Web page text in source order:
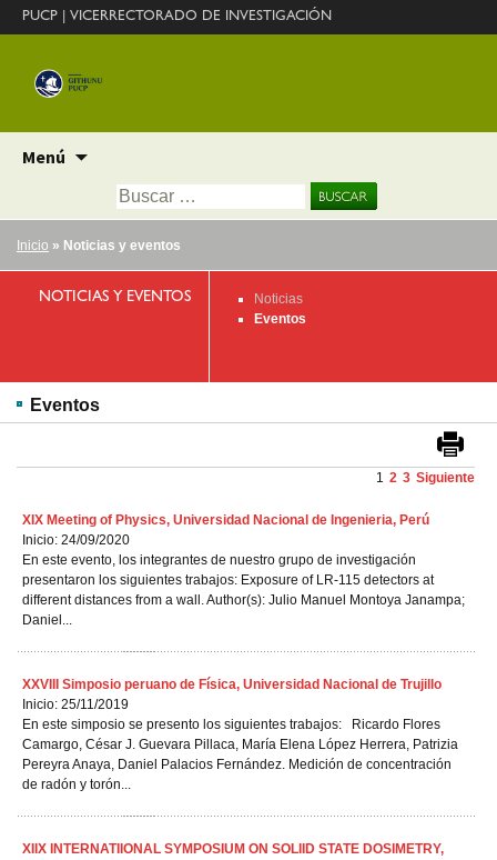
PUCP VICERRECTORADO DE INVESTIGACIÓN
Menú
contenido
Buscar:
Inicio » Noticias y eventos
NOTICIAS Y EVENTOS
Noticias
Eventos
Eventos
1 2 3 Siguiente
XIX Meeting of Physics, Universidad Nacional de Ingenieria, Perú
Inicio: 24/09/2020
En este evento, los integrantes de nuestro grupo de investigación
presentaron los siguientes trabajos: Exposure of LR-115 detectors at
different distances from a wall. Author(s): Julio Manuel Montoya Janampa;
Daniel...
XXVIII Simposio peruano de Física, Universidad Nacional de Trujillo
Inicio: 25/11/2019
En este simposio se presento los siguientes trabajos: Ricardo Flores
Camargo, César J. Guevara Pillaca, María Elena López Herrera, Patrizia
Pereyra Anaya, Daniel Palacios Fernández. Medición de concentración
de radón y torón...
XIIX INTERNATIIONAL SYMPOSIUM ON SOLIID STATE DOSIMETRY,